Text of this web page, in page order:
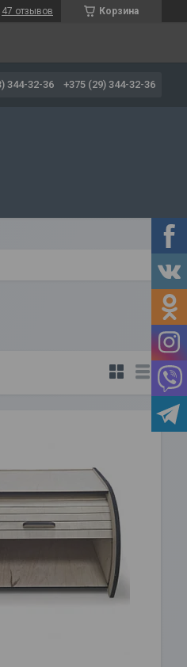
Корзина
47 отзывов
344-32-36 +375 (29) 344-32-36